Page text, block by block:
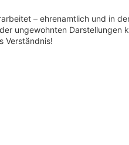
– ehrenamtlich und in
ungewohnten Darstellungen
Verständnis!